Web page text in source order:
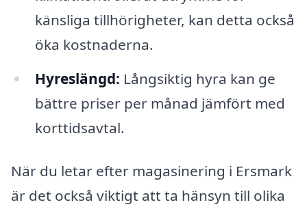
känsliga tillhörigheter, kan detta också
öka kostnaderna.
Hyreslängd: Långsiktig hyra kan ge
bättre priser per månad jämfört med
korttidsavtal.
När du letar efter magasinering i Ersmark
är det också viktigt att ta hänsyn till olika